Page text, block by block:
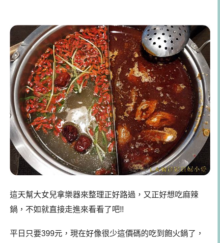
這天幫大女兒拿樂器來整理正好路過，又正好想吃麻辣
鍋，不如就直接走進來看看了吧!!
平日只要399元，現在好像很少這價碼的吃到飽火鍋了，